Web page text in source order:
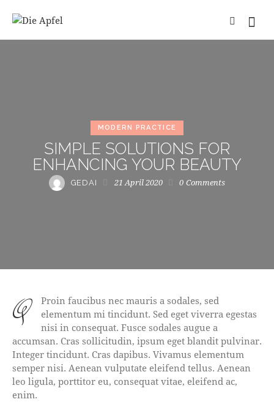
MODERN PRACTICE
SIMPLE SOLUTIONS FOR
ENHANCING YOUR BEAUTY
GEDAI 21 April 2020 0 Comments
qProin faucibus nec mauris a sodales, sed
elementum mi tincidunt. Sed eget viverra egestas
nisi in consequat. Fusce sodales augue a
accumsan. Cras sollicitudin, ipsum eget blandit pulvinar.
Integer tincidunt. Cras dapibus. Vivamus elementum
semper nisi. Aenean vulputate eleifend tellus. Aenean
leo ligula, porttitor eu, consequat vitae, eleifend ac,
enim.